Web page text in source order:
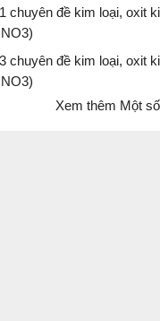
chuyên đề kim loại, oxit
chuyên đề kim loại, oxit
Xem thêm Một